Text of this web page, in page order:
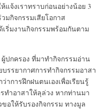
จ้งเราทราบก่อนอย่างน้อย 3
มกิจกรรมเสียโอกาส
เริ่มงานกิจกรรมพร้อมกันตาม
ปกครอง ที่มาทำกิจกรรมอ่าน
บรรยากาศการทำกิจกรรมอาสา
าการฝึกฝนตนเองเพื่อเรียนรู้
ทำอาสาให้ลุล่วง หากท่านมา
อให้รับรองกิจกรรม ทางมูล